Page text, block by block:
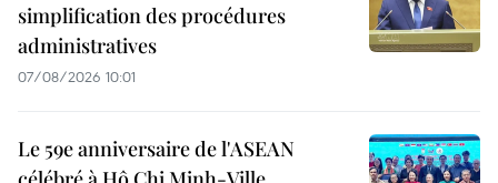
simplification des procédures
administratives
07/08/2026 10:01
Le 59e anniversaire de l'ASEAN